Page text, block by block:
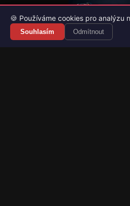
Váš průvodce světem videoher.
slovenské
🍪 Používáme cookies pro analýzu
Souhlasím Odmítnout